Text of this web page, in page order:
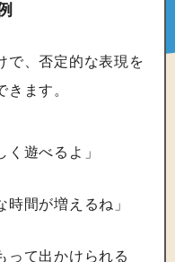
で、否定的な表現を
ます。
遊べるよ」
間が増えるね」
って出かけられる